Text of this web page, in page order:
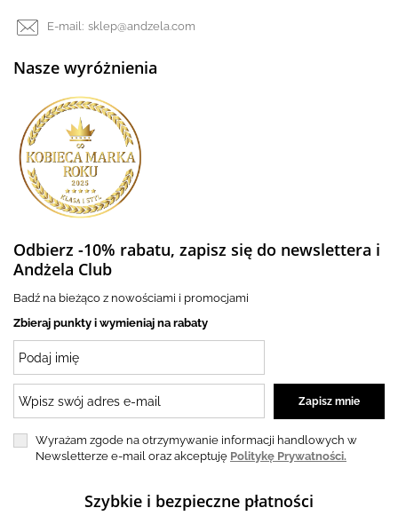
E-mail: sklep@andzela.com
Nasze wyróżnienia
Odbierz -10% rabatu, zapisz się do newslettera i
Andżela Club
Badź na bieżąco z nowościami i promocjami
Zbieraj punkty i wymieniaj na rabaty
Wyrażam zgode na otrzymywanie informacji handlowych w
Newsletterze e-mail oraz akceptuję Politykę Prywatności.
Szybkie i bezpieczne płatności